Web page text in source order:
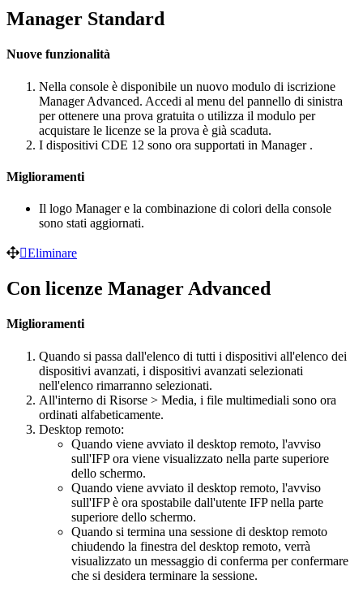
Manager Standard
Nuove funzionalità
Nella console è disponibile un nuovo modulo di iscrizione
Manager Advanced. Accedi al menu del pannello di sinistra
per ottenere una prova gratuita o utilizza il modulo per
acquistare le licenze se la prova è già scaduta.
I dispositivi CDE 12 sono ora supportati in Manager .
Miglioramenti
Il logo Manager e la combinazione di colori della console
sono stati aggiornati.
Eliminare
Con licenze Manager Advanced
Miglioramenti
Quando si passa dall'elenco di tutti i dispositivi all'elenco dei
dispositivi avanzati, i dispositivi avanzati selezionati
nell'elenco rimarranno selezionati.
All'interno di Risorse > Media, i file multimediali sono ora
ordinati alfabeticamente.
Desktop remoto:
Quando viene avviato il desktop remoto, l'avviso
sull'IFP ora viene visualizzato nella parte superiore
dello schermo.
Quando viene avviato il desktop remoto, l'avviso
sull'IFP è ora spostabile dall'utente IFP nella parte
superiore dello schermo.
Quando si termina una sessione di desktop remoto
chiudendo la finestra del desktop remoto, verrà
visualizzato un messaggio di conferma per confermare
che si desidera terminare la sessione.